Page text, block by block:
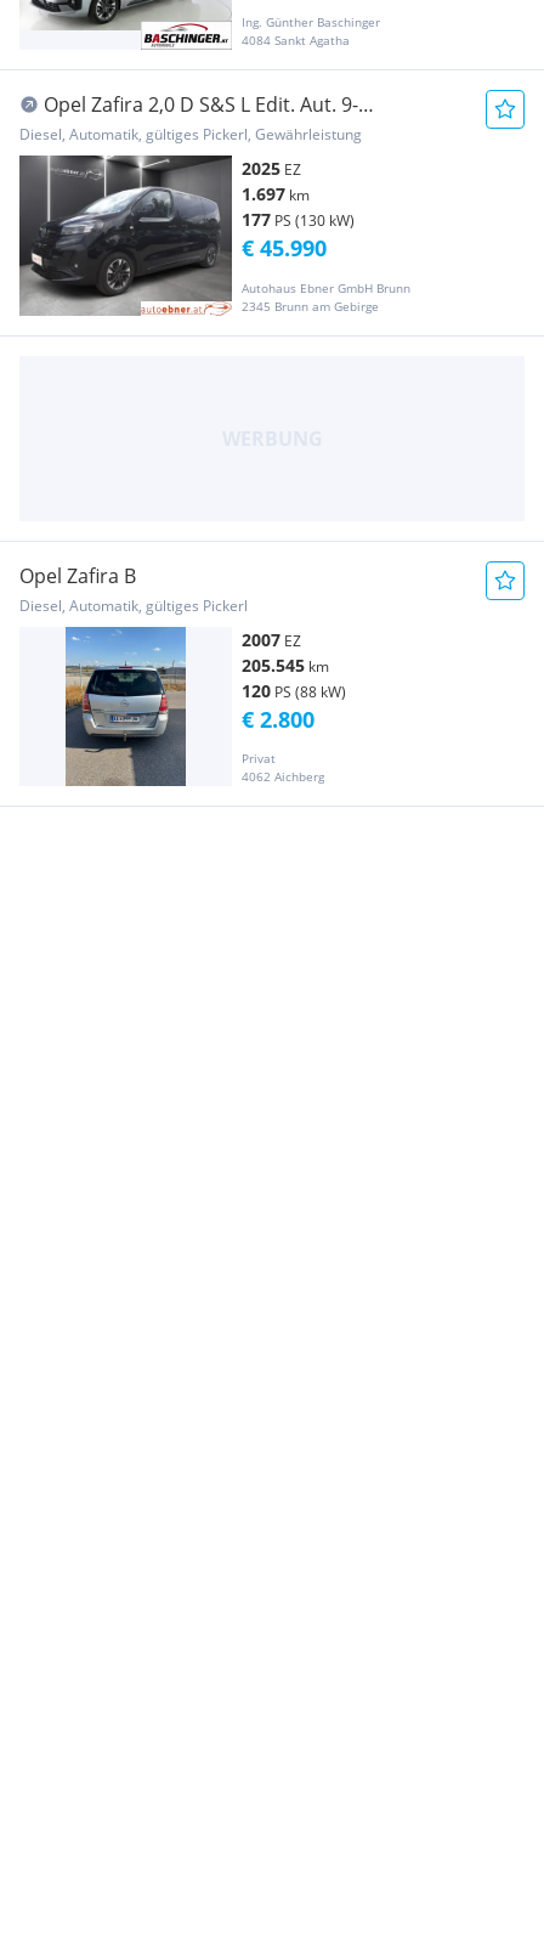
Ing. Günther Baschinger
4084 Sankt Agatha
Opel Zafira 2,0 D S&S L Edit. Aut. 9-
SITZER+AHK+LED+...
Diesel, Automatik, gültiges Pickerl, Gewährleistung
2025 EZ
1.697 km
177 PS (130 kW)
Autohaus Ebner GmbH Brunn
2345 Brunn am Gebirge
€ 45.990
Opel Zafira B
Diesel, Automatik, gültiges Pickerl
2007 EZ
205.545 km
120 PS (88 kW)
Privat
4062 Aichberg
€ 2.800